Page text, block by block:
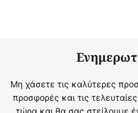
Μη χάσετε τις καλύτερες
προσφορές και τις
τώρα και θα σας στείλουμε